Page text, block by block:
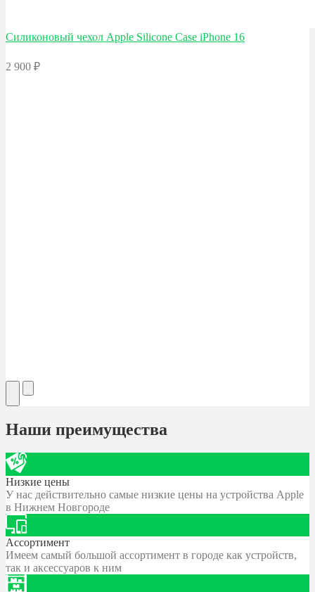
Силиконовый чехол Apple Silicone Case iPhone 16
2 900 ₽
Наши преимущества
Низкие цены
У нас действительно самые низкие цены на устройства Apple
в Нижнем Новгороде
Ассортимент
Имеем самый большой ассортимент в городе как устройств,
так и аксессуаров к ним